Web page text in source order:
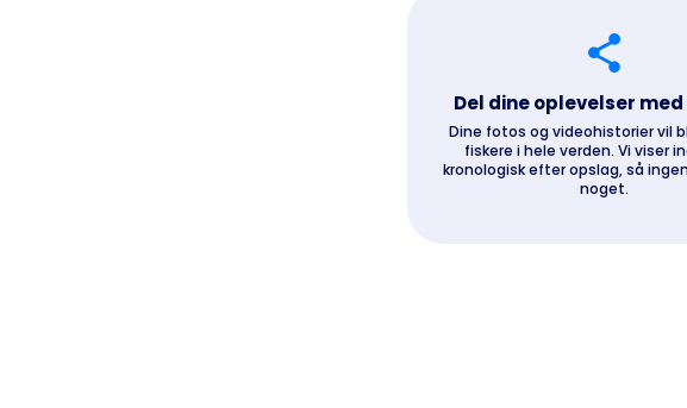
Del dine oplevelser
Dine fotos og videohistorier vil
fiskere i hele verden. Vi viser
kronologisk efter opslag, så
noget.